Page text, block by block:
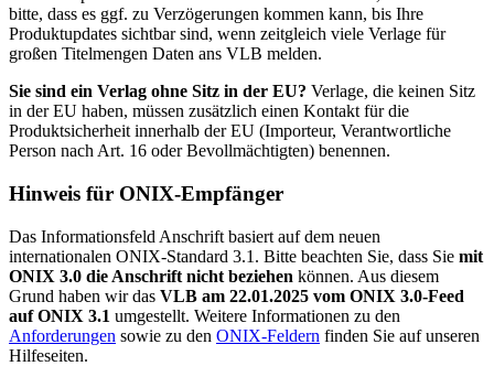
bitte, dass es ggf. zu Verzögerungen kommen kann, bis Ihre
Produktupdates sichtbar sind, wenn zeitgleich viele Verlage für
großen Titelmengen Daten ans VLB melden.
Sie sind ein Verlag ohne Sitz in der EU? Verlage, die keinen Sitz
in der EU haben, müssen zusätzlich einen Kontakt für die
Produktsicherheit innerhalb der EU (Importeur, Verantwortliche
Person nach Art. 16 oder Bevollmächtigten) benennen.
Hinweis für ONIX-Empfänger
Das Informationsfeld Anschrift basiert auf dem neuen
internationalen ONIX-Standard 3.1. Bitte beachten Sie, dass Sie mit
ONIX 3.0 die Anschrift nicht beziehen können. Aus diesem
Grund haben wir das VLB am 22.01.2025 vom ONIX 3.0-Feed
auf ONIX 3.1 umgestellt. Weitere Informationen zu den
Anforderungen sowie zu den ONIX-Feldern finden Sie auf unseren
Hilfeseiten.